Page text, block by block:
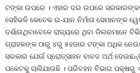
ଟଙ୍କା ଉପରେ । ଏହାର ଦର ଉପରେ
ସେହିଭଳି କେତେକ ଇ-ଯାନ ନିର୍ମାତା ସେମାନଙ୍କ
ଦର୍ଶାଉଥିବାବେଳେ ରାଜ୍ୟରେ ଥିବା ଡିଲରମାନେ
ଗ୍ରାହକଙ୍କ ଠାରୁ ୪ରୁ ୫ହଜାର ଟଙ୍କା ଅଧିକ
ସରକାର ଯେଉଁ ପ୍ରୋତ୍ସାହନ ବାବଦ ଅର୍ଥ
ପକେଟକୁ ଚାଲିଯାଉଛି । ପରିବହନ ବିଭାଗ ପକ୍ଷରୁ